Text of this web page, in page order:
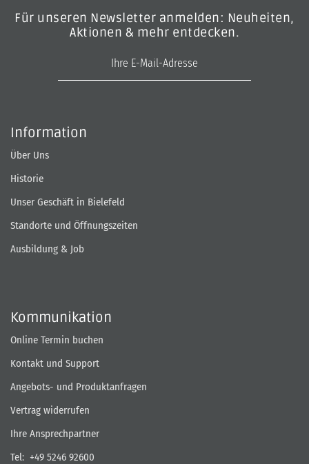
Für unseren Newsletter anmelden: Neuheiten,
Aktionen & mehr entdecken.
Information
Über Uns
Historie
Unser Geschäft in Bielefeld
Standorte und Öffnungszeiten
Ausbildung & Job
Kommunikation
Online Termin buchen
Kontakt und Support
Angebots- und Produktanfragen
Vertrag widerrufen
Ihre Ansprechpartner
Tel: +49 5246 92600